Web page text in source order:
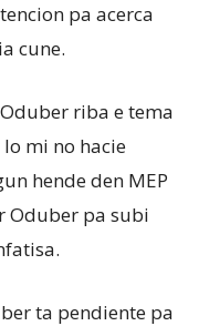
pa acerca
cune.
riba e tema
mi no hacie
hende den MEP
Oduber pa subi
ta pendiente pa